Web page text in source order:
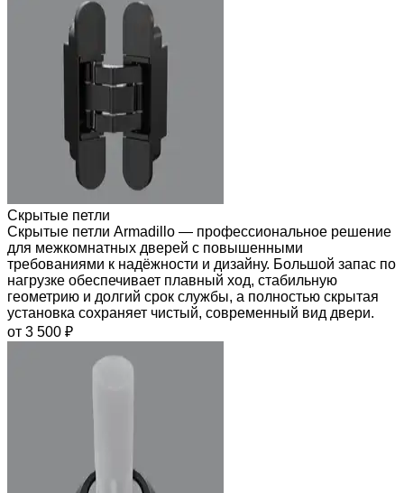
Скрытые петли
Скрытые петли Armadillo — профессиональное решение
для межкомнатных дверей с повышенными
требованиями к надёжности и дизайну. Большой запас по
нагрузке обеспечивает плавный ход, стабильную
геометрию и долгий срок службы, а полностью скрытая
установка сохраняет чистый, современный вид двери.
от 3 500 ₽